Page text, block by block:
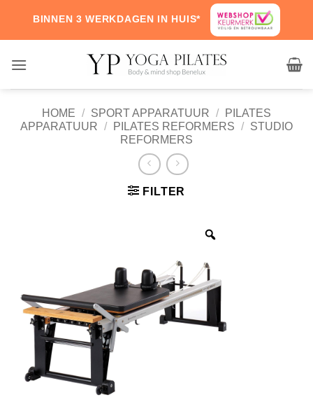
content
BINNEN 3 WERKDAGEN IN HUIS*
HOME / SPORT APPARATUUR /
PILATES
APPARATUUR
/ PILATES REFORMERS /
STUDIO
REFORMERS
FILTER